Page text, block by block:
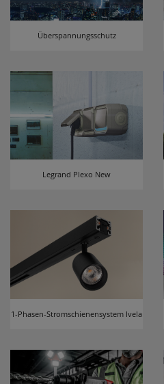
Überspannungsschutz
Legrand Plexo New
1-Phasen-Stromschienensystem Ivela